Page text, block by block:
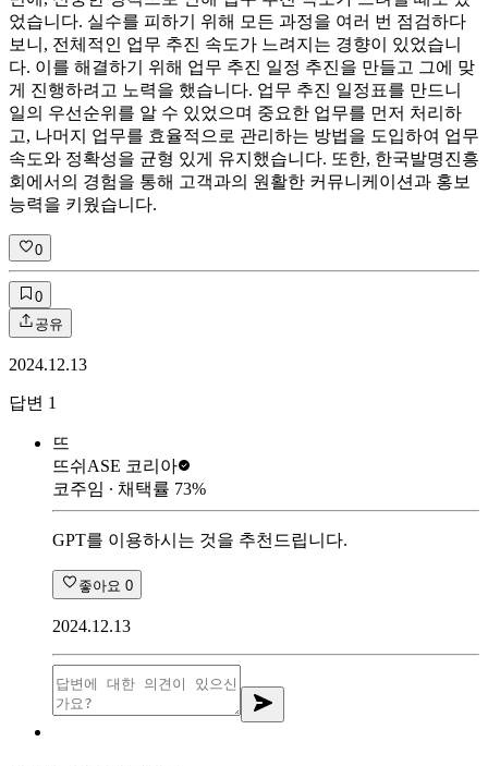
었습니다. 실수를 피하기 위해 모든 과정을 여러 번 점검하다
보니, 전체적인 업무 추진 속도가 느려지는 경향이 있었습니
다. 이를 해결하기 위해 업무 추진 일정 추진을 만들고 그에 맞
게 진행하려고 노력을 했습니다. 업무 추진 일정표를 만드니
일의 우선순위를 알 수 있었으며 중요한 업무를 먼저 처리하
고, 나머지 업무를 효율적으로 관리하는 방법을 도입하여 업무
속도와 정확성을 균형 있게 유지했습니다. 또한, 한국발명진흥
회에서의 경험을 통해 고객과의 원활한 커뮤니케이션과 홍보
능력을 키웠습니다.
0
0
공유
2024.12.13
답변 1
뜨
뜨쉬 ASE 코리아
코주임 ∙ 채택률 73%
GPT를 이용하시는 것을 추천드립니다.
좋아요 0
2024.12.13